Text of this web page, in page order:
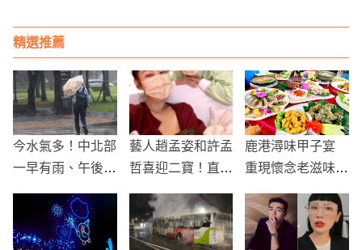
精選推薦
今水氣多！中北部
一早有雨、午後全
悶熱記得補水防曬
藝人趙孟姿和許孟
哲喜迎二寶！直播
胞胎
鹿港潯味甲子宴
重現懷念老滋味